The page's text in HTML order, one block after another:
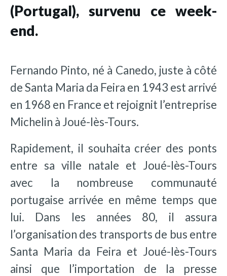
(Portugal), survenu ce week-
end.
Fernando Pinto, né à Canedo, juste à côté
de Santa Maria da Feira en 1943 est arrivé
en 1968 en France et rejoignit l’entreprise
Michelin à Joué-lès-Tours.
Rapidement, il souhaita créer des ponts
entre sa ville natale et Joué-lès-Tours
avec la nombreuse communauté
portugaise arrivée en même temps que
lui. Dans les années 80, il assura
l’organisation des transports de bus entre
Santa Maria da Feira et Joué-lès-Tours
ainsi que l’importation de la presse